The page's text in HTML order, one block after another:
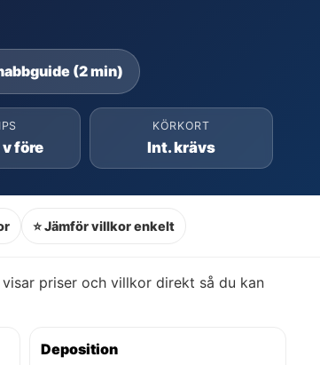
(2 min)
före
KÖRKORT
Int. krävs
⭐ Jämför villkor enkelt
visar priser och villkor direkt så du kan
Deposition